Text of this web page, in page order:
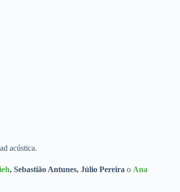
acústica.
, Sebastião Antunes, Júlio Pereira o Ana